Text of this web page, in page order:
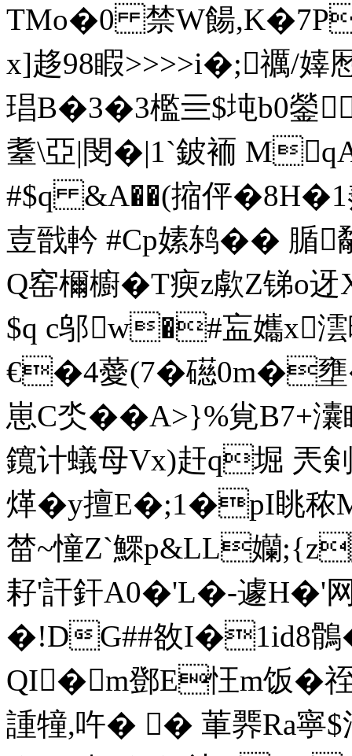
TMo�0 禁W餳
x]趍98睱>>>>i�;禲/嫴
琩B�3�3檻亖$坉b0鎣
耋\亞|閔�|1`鈹袻
#$q &A��(摍伻�8H�1
壴戩軡 #Cp嫊鸫�� 腯
Q窑檷櫥� T瘐z歑Z锑
$q c邬w�#衁孈
€�4薆(7�礠0m�
崽C氼��A>}%覍B7+
鑧计蟻母Vx)赶q堀
煂�y擅 E�;1�pI眺
榃~憧Z`鰥p&LL孏
耔'訐釬A0�'L�-遽
�!DG##敋I�1id8鶻
QI�m鄧E忹m饭�
諥犝,吘� � 莗臩Ra寧